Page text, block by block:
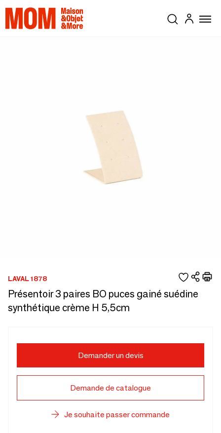
LAVAL 1878
Présentoir 3 paires BO puces gainé suédine
synthétique crème H 5,5cm
Demander un devis
Demande de catalogue
Je souhaite passer commande